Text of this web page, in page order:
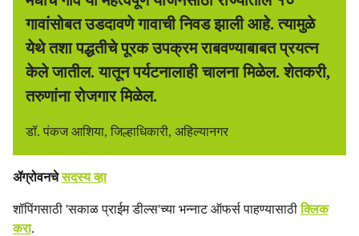
गावांसोबत उडदावणे गावाची निवड झाली आहे. त्यामुळे
येथे तशा पद्धतीचे पूरक उपक्रम राबवण्याबाबत प्रयत्न
केले जातील. यातून पर्यटनालाही चालना मिळेल. शेतकरी,
तरुणांना रोजगार मिळेल.
डॉ. पंकज आशिया, जिल्हाधिकारी, अहिल्यानगर
ॲग्रोवनचेसदस्य व्हा
शॉपिंगसाठी 'सकाळ प्राईम डील्स'च्या भन्नाट ऑफर्स पाहण्यासाठीक्लिक
करा.